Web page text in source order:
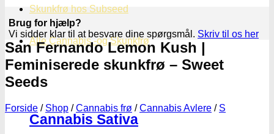
Skunkfrø hos Subseed
Alle Cannabis -og Skunkfrø
Cannabis Sativa
Brug for hjælp?
Vi sidder klar til at besvare dine spørgsmål. Skriv til os her
San Fernando Lemon Kush |
Feminiserede skunkfrø – Sweet
Seeds
Forside / Shop / Cannabis frø / Cannabis Avlere / S